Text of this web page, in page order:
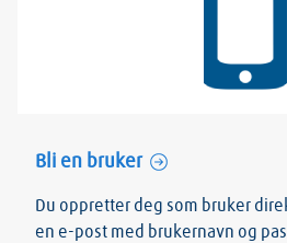
Bli en bruker
Du oppretter deg som bruker
en e-post med brukernavn og